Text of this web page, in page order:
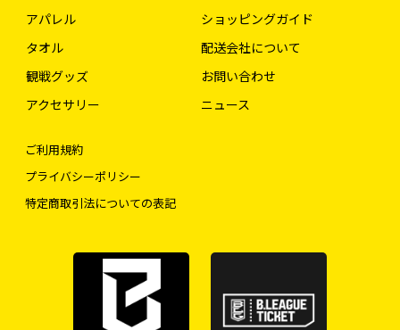
アパレル
タオル
観戦グッズ
アクセサリー
ショッピングガイド
配送会社について
お問い合わせ
ニュース
ご利用規約
プライバシーポリシー
特定商取引法についての表記